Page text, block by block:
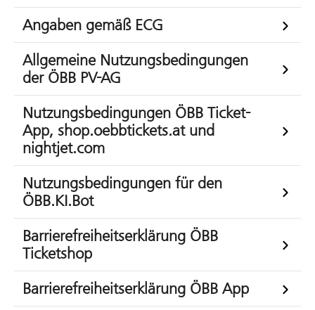
Angaben gemäß ECG
Allgemeine Nutzungsbedingungen
der ÖBB PV-AG
Nutzungsbedingungen ÖBB Ticket-
App, shop.oebbtickets.at und
nightjet.com
Nutzungsbedingungen für den
ÖBB.KI.Bot
Barrierefreiheitserklärung ÖBB
Ticketshop
Barrierefreiheitserklärung ÖBB App